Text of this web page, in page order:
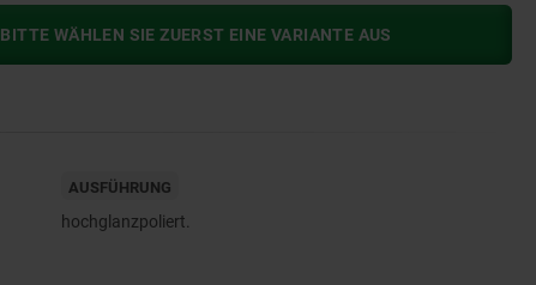
BITTE WÄHLEN SIE ZUERST EINE VARIANTE AUS
AUSFÜHRUNG
hochglanzpoliert.